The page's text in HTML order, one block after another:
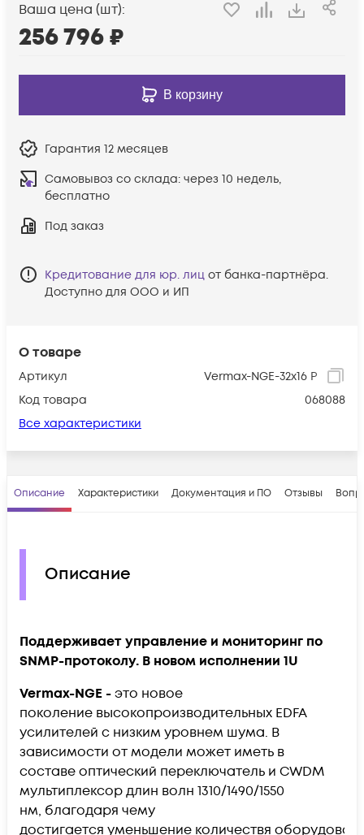
О товаре
Артикул
Vermax-NGE-32x16 P
Код товара
068088
Все характеристики
Ваша цена (шт):
256 796₽
В корзину
Гарантия 12 месяцев
Самовывоз со склада: через 10 недель,
бесплатно
Под заказ
Кредитование для юр. лиц от банка-партнёра.
Доступно для ООО и ИП
Описание Характеристики Документация и ПО Отзывы
Описание
Поддерживает управление и мониторинг по
SNMP-протоколу. В новом исполнении 1U
Vermax-NGE -это новое
поколение высокопроизводительных EDFA
усилителей с низким уровнем шума. В
зависимости от модели может иметь в
составе оптический переключатель и CWDM
мультиплексор длин волн 1310/1490/1550
нм, благодаря чему
достигается уменьшение количествя